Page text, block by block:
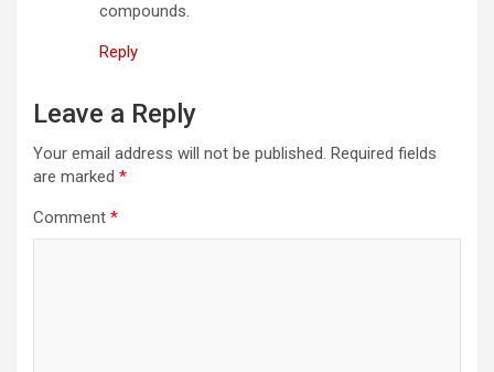
compounds.
Reply
Leave a Reply
Your email address will not be published. Required fields
are marked *
Comment *